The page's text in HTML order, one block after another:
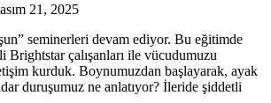
21, 2025
seminerleri devam ediyor. Bu eğitimde
Brightstar çalışanları ile vücudumuzu
kurduk. Boynumuzdan başlayarak, ayak
duruşumuz ne anlatıyor? İleride şiddetli